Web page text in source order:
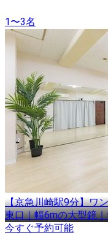
1〜3名
【京急川崎駅9分】ワ
東口｜幅6mの大型鏡
今すぐ予約可能